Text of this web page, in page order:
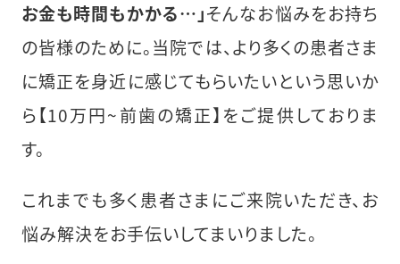
お金も時間もかかる…」そんなお悩みをお持ち
の皆様のために。当院では、より多くの患者さま
に矯正を身近に感じてもらいたいという思いか
ら【10万円~前歯の矯正】をご提供しておりま
す。
これまでも多く患者さまにご来院いただき、お
悩み解決をお手伝いしてまいりました。